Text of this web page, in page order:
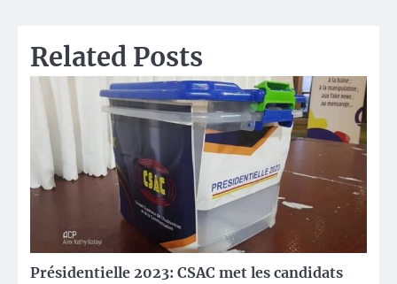
Related Posts
Présidentielle 2023: CSAC met les candidats